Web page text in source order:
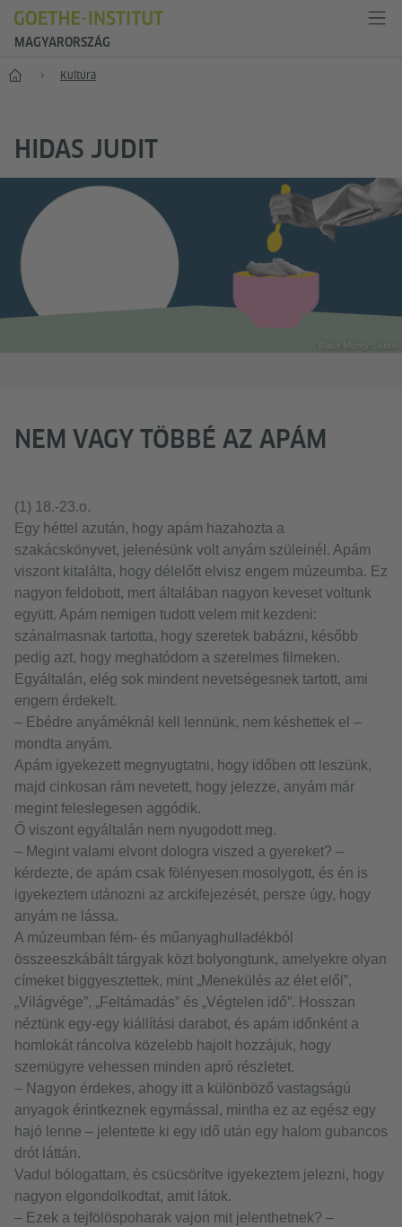
MAGYARORSZÁG
Főoldal Kultúra
HIDAS JUDIT
© Black Monty Studio
NEM VAGY TÖBBÉ AZ APÁM
(1) 18.-23.o.
Egy héttel azután, hogy apám hazahozta a
szakácskönyvet, jelenésünk volt anyám szüleinél. Apám
viszont kitalálta, hogy délelőtt elvisz engem múzeumba. Ez
nagyon feldobott, mert általában nagyon keveset voltunk
együtt. Apám nemigen tudott velem mit kezdeni:
szánalmasnak tartotta, hogy szeretek babázni, később
pedig azt, hogy meghatódom a szerelmes filmeken.
Egyáltalán, elég sok mindent nevetségesnek tartott, ami
engem érdekelt.
– Ebédre anyáméknál kell lennünk, nem késhettek el –
mondta anyám.
Apám igyekezett megnyugtatni, hogy időben ott leszünk,
majd cinkosan rám nevetett, hogy jelezze, anyám már
megint feleslegesen aggódik.
Ő viszont egyáltalán nem nyugodott meg.
– Megint valami elvont dologra viszed a gyereket? –
kérdezte, de apám csak fölényesen mosolygott, és én is
igyekeztem utánozni az arckifejezését, persze úgy, hogy
anyám ne lássa.
A múzeumban fém- és műanyaghulladékból
összeeszkábált tárgyak közt bolyongtunk, amelyekre olyan
címeket biggyesztettek, mint „Menekülés az élet elől”,
„Világvége”, „Feltámadás” és „Végtelen idő”. Hosszan
néztünk egy-egy kiállítási darabot, és apám időnként a
homlokát ráncolva közelebb hajolt hozzájuk, hogy
szemügyre vehessen minden apró részletet.
– Nagyon érdekes, ahogy itt a különböző vastagságú
anyagok érintkeznek egymással, mintha ez az egész egy
hajó lenne – jelentette ki egy idő után egy halom gubancos
drót láttán.
Vadul bólogattam, és csücsörítve igyekeztem jelezni, hogy
nagyon elgondolkodtat, amit látok.
– Ezek a tejfölöspoharak vajon mit jelenthetnek? –